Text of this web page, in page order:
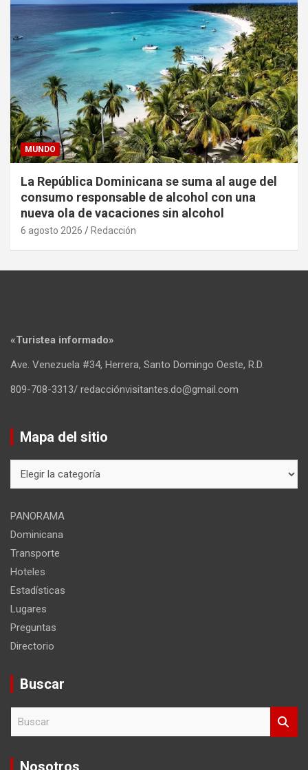
MUNDO
La República Dominicana se suma al auge del
consumo responsable de alcohol con una
nueva ola de vacaciones sin alcohol
6 agosto 2026 Redacción
«Turistea informado»
Ave. Venezuela #34, Herrera, Santo Domingo Oeste, R.D.
809-708-3313/ redacciónvisitantes.do@gmail.com
Mapa del sitio
del
PANORAMA
Dominicana
Transporte
Hoteles
Estadísticas
Lugares
Preguntas
Directorio
Buscar
c
Nosotros